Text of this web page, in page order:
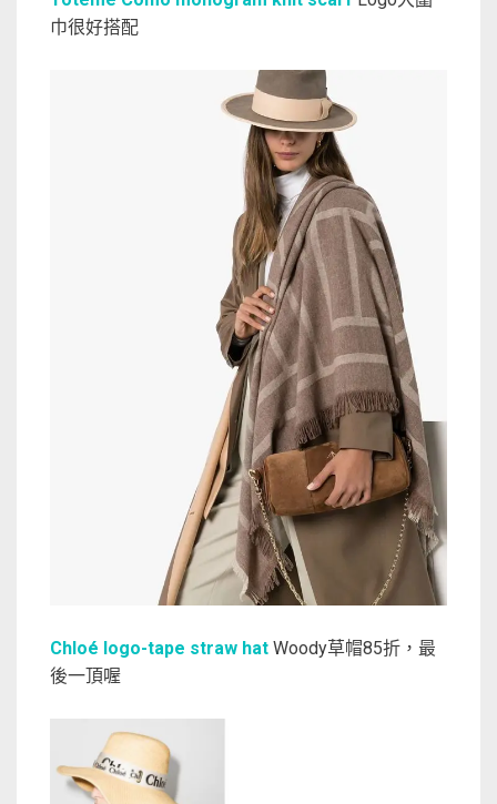
巾很好搭配
Chloé logo-tape straw hat Woody草帽85折，最
後一頂喔